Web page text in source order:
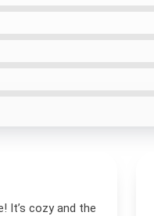
It’s cozy and the